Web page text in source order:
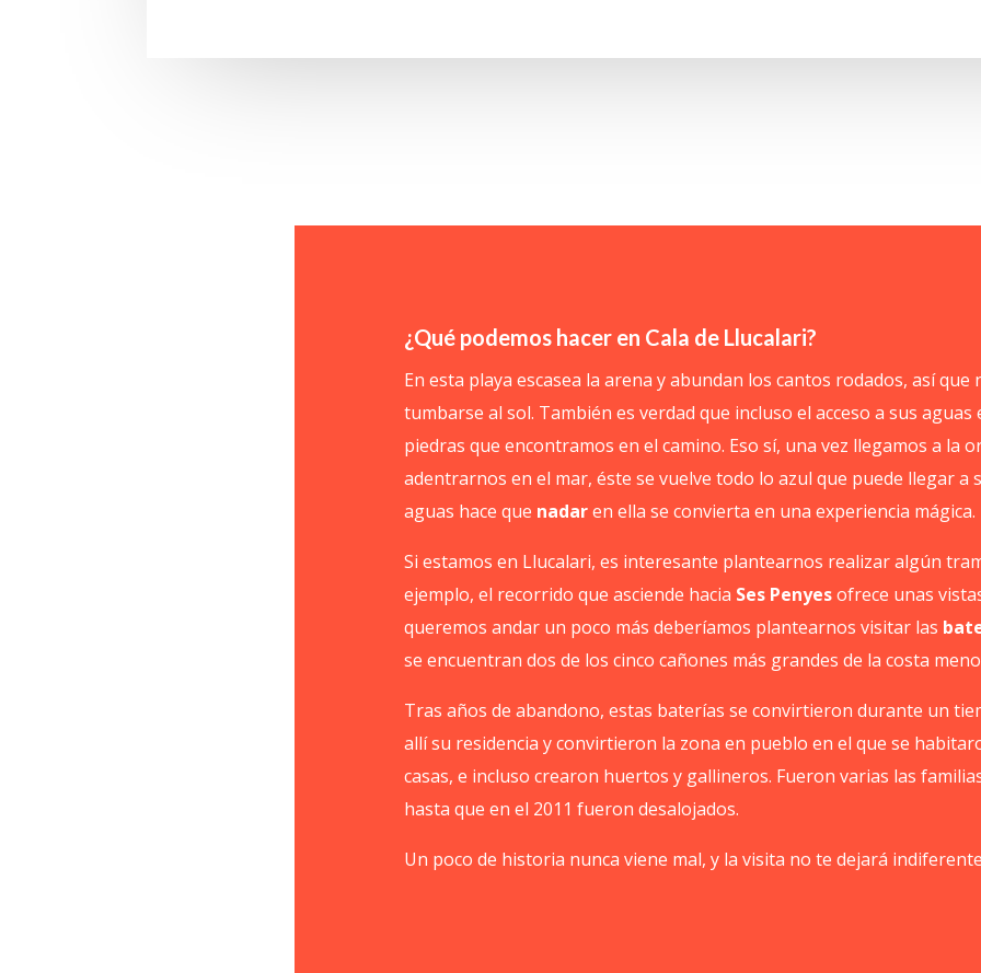
¿Qué podemos hacer en Cala de Llucalari?
En esta playa escasea la arena y abundan los cantos rodados, así
tumbarse al sol. También es verdad que incluso el acceso a sus
piedras que encontramos en el camino. Eso sí, una vez llegamos a la
adentrarnos en el mar, éste se vuelve todo lo azul que puede llegar a
aguas hace que nadaren ella se convierta en una experiencia mágica.
Si estamos en Llucalari, es interesante plantearnos realizar algún
ejemplo, el recorrido que asciende hacia Ses Penyesofrece unas
queremos andar un poco más deberíamos plantearnos visitar las
se encuentran dos de los cinco cañones más grandes de la costa
Tras años de abandono, estas baterías se convirtieron durante un
allí su residencia y convirtieron la zona en pueblo en el que se
casas, e incluso crearon huertos y gallineros. Fueron varias las
hasta que en el 2011 fueron desalojados.
Un poco de historia nunca viene mal, y la visita no te dejará